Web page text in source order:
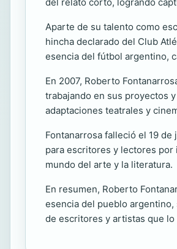
Aparte de su talento como
hincha declarado del Club
esencia del fútbol argentino,
En 2007, Roberto
trabajando en sus proyectos
adaptaciones teatrales y
Fontanarrosa falleció el 19
para escritores y lectores por
mundo del arte y la literatura.
En resumen, Roberto
esencia del pueblo
de escritores y artistas que